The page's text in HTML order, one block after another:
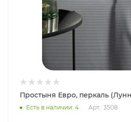
Простыня Евро, перкаль
Есть в наличии: 4 Арт.: 3508